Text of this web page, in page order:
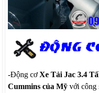
-Động cơXe Tải Jac 3.4
Cummins của Mỹ với công